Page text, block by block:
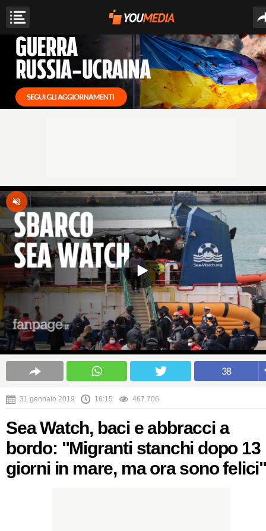
38
31 gennaio 2019 16:15 467.706
Sea Watch, baci e abbracci a
bordo: "Migranti stanchi dopo 13
giorni in mare, ma ora sono felici"